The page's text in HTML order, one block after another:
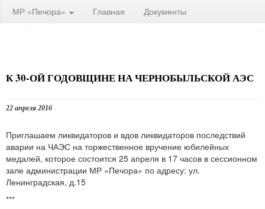
МР «Печора» Главная Документы
К 30-ОЙ ГОДОВЩИНЕ НА ЧЕРНОБЫЛЬСКОЙ АЭС
22 апреля 2016
Приглашаем ликвидаторов и вдов ликвидаторов последствий
аварии на ЧАЭС на торжественное вручение юбилейных
медалей, которое состоится 25 апреля в 17 часов в сессионном
зале администрации МР «Печора» по адресу: ул.
Ленинградская, д.15
***